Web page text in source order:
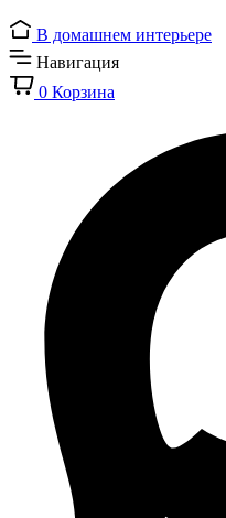
В домашнем интерьере
Навигация
0 Корзина